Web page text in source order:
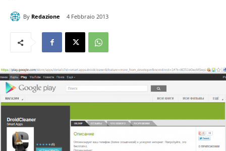
By Redazione 4 Febbraio 2013